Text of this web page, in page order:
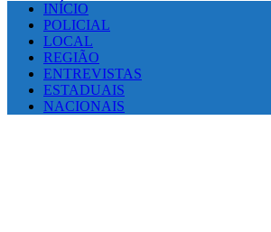
INÍCIO
POLICIAL
LOCAL
REGIÃO
ENTREVISTAS
ESTADUAIS
NACIONAIS